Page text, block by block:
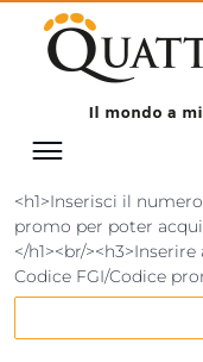
<h1>Inserisci il
promo per poter
</h1><br/
Codice FGI/Codice